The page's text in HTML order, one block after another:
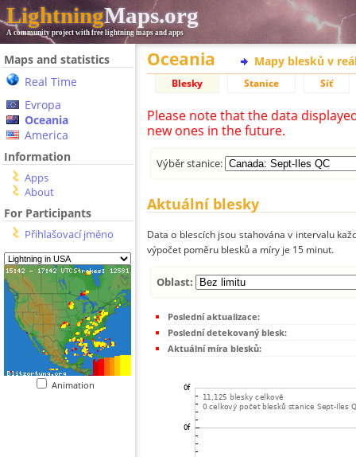
LightningMaps.org
A community project with free lightning maps and apps
Maps and statistics
Real Time
Evropa
Oceania
America
Information
Apps
About
For Participants
Přihlašovací jméno
Animation
Oceania Mapy blesků v
Blesky Stanice Síť
Please note that the data
new ones in the future.
Výběr stanice:
Aktuální blesky
Data o blescích jsou stahována v intervalu
výpočet poměru blesků a míry je 15 minut.
Oblast:
Poslední aktualizace:
Poslední detekovaný blesk:
Aktuální míra blesků: